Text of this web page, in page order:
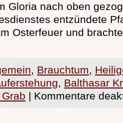
Gloria nach oben
entzündete
Osterfeuer und
, Brauchtum,
, Balthasar
| Kommentare